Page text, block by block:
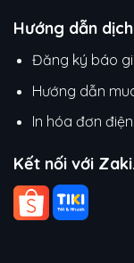
Hướng dẫn
Đăng ký báo
Hướng dẫn
In hóa đơn
Kết nối với